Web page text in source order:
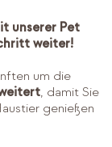
unserer Pet
weiter!
um die
, damit Sie
genießen